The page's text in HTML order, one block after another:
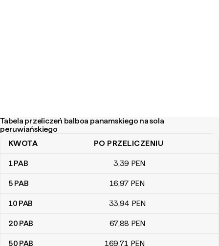
Tabela przeliczeń balboa panamskiego na sola
peruwiańskiego
Tabela przeliczeń balboa panamskiego na sola peruwiańskiego
KWOTA PO PRZELICZENIU
1PAB 3,39 PEN
5 PAB 16,97 PEN
10 PAB 33,94 PEN
20 PAB 67,88 PEN
50 PAB 169,71 PEN